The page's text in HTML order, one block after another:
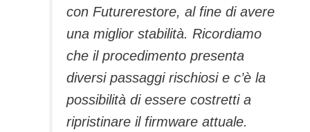
con Futurerestore, al fine di avere
una miglior stabilità. Ricordiamo
che il procedimento presenta
diversi passaggi rischiosi e c’è la
possibilità di essere costretti a
ripristinare il firmware attuale.